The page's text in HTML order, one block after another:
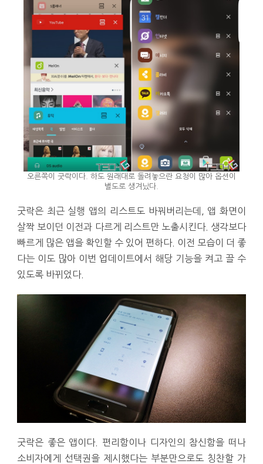
오른쪽이 굿락이다. 하도 원래대로 돌려놓으란 요청이 많아 옵션이
별도로 생겨났다.
굿락은 최근 실행 앱의 리스트도 바꿔버리는데, 앱 화면이
살짝 보이던 이전과 다르게 리스트만 노출시킨다. 생각보다
빠르게 많은 앱을 확인할 수 있어 편하다. 이전 모습이 더 좋
다는 이도 많아 이번 업데이트에서 해당 기능을 켜고 끌 수
있도록 바뀌었다.
굿락은 좋은 앱이다. 편리함이나 디자인의 참신함을 떠나
소비자에게 선택권을 제시했다는 부분만으로도 칭찬할 가